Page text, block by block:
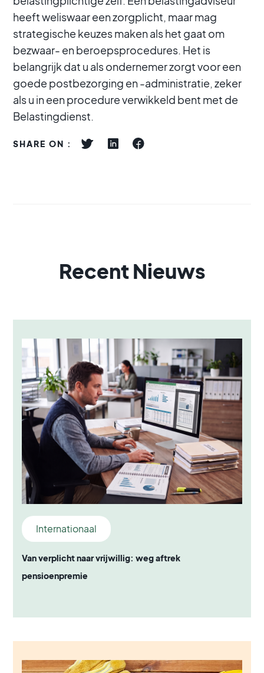
heeft weliswaar een zorgplicht, maar mag
strategische keuzes maken als het gaat om
bezwaar- en beroepsprocedures. Het is
belangrijk dat u als ondernemer zorgt voor een
goede postbezorging en -administratie, zeker
als u in een procedure verwikkeld bent met de
Belastingdienst.
SHARE ON :
Recent Nieuws
Internationaal
Van verplicht naar vrijwillig: weg aftrek
pensioenpremie